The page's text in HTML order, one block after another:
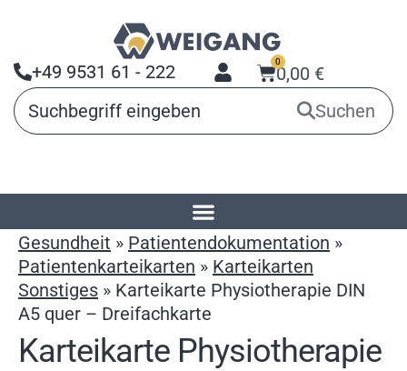
+49 9531 61 - 222 0,00 €
0
Suchen
»Arbeitsmittel für
Gesundheit » Patientendokumentation »
Patientenkarteikarten » Karteikarten
Sonstiges » Karteikarte Physiotherapie DIN
A5 quer – Dreifachkarte
Karteikarte Physiotherapie